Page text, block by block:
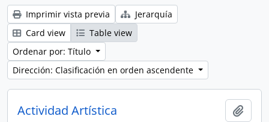
Imprimir vista previa
Jerarquía
Card view
Table view
Ordenar por: Título
Dirección: Clasificación en orden ascendente
Actividad Artística